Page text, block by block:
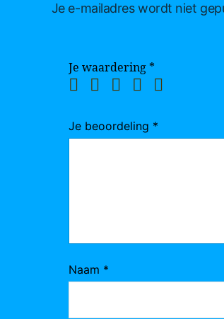
Je e-mailadres wordt niet
Je waardering *
Je beoordeling *
Naam *